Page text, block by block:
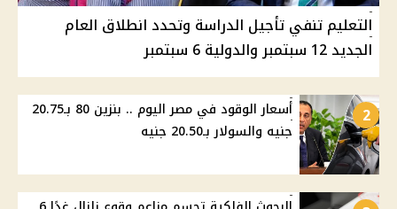
التعليم تنفي تأجيل الدراسة وتحدد انطلاق العام
الجديد 12 سبتمبر والدولية 6 سبتمبر
2
أسعار الوقود في مصر اليوم .. بنزين 80 بـ20.75
جنيه والسولار بـ20.50 جنيه